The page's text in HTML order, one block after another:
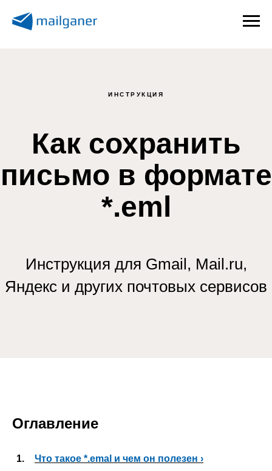
ИНСТРУКЦИЯ
Как сохранить
письмо в формате
*.eml
Инструкция для Gmail, Mail.ru,
Яндекс и других почтовых сервисов
Оглавление
1. Что такое *.emal и чем он полезен ›